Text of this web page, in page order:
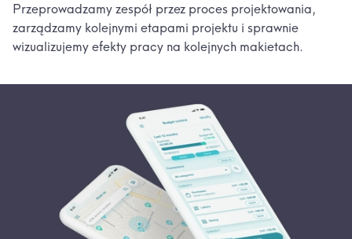
Przeprowadzamy zespół przez proces projektowania,
zarządzamy kolejnymi etapami projektu i sprawnie
wizualizujemy efekty pracy na kolejnych makietach.